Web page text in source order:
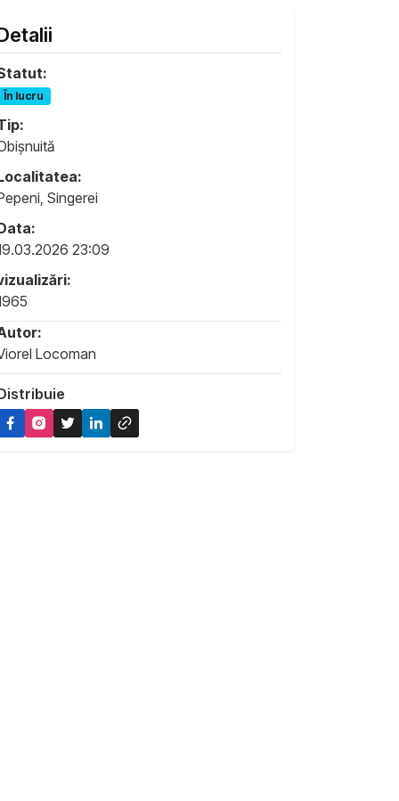
În lucru
Singerei
23:09
Locoman